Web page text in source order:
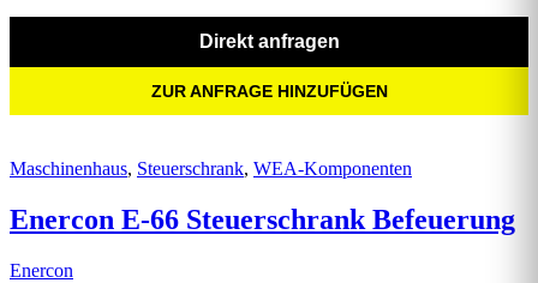
Direkt anfragen
ZUR ANFRAGE HINZUFÜGEN
Maschinenhaus, Steuerschrank, WEA-Komponenten
Enercon E-66 Steuerschrank Befeuerung
Enercon